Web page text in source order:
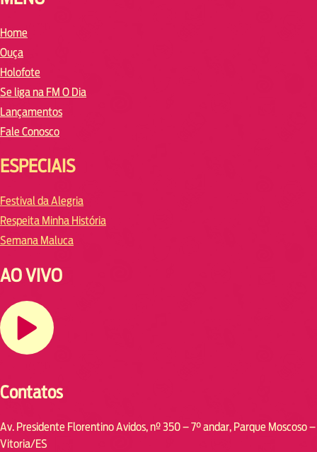
Home
Ouça
Holofote
Se liga na FM O Dia
Lançamentos
Fale Conosco
ESPECIAIS
Festival da Alegria
Respeita Minha História
Semana Maluca
AO VIVO
Contatos
Av. Presidente Florentino Avidos, nº 350 – 7° andar, Parque Moscoso –
Vitoria/ES